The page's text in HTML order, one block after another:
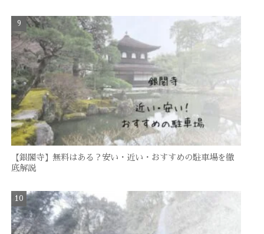
【銀閣寺】無料はある？安い・近い・おすすめの駐車場を徹
底解説